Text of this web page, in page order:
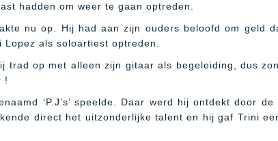
hadden om weer te gaan optreden.
nu op. Hij had aan zijn ouders beloofd om geld
als soloartiest optreden.
trad op met alleen zijn gitaar als begeleiding, dus
!
‘P.J’s’ speelde. Daar werd hij ontdekt door
direct het uitzonderlijke talent en hij gaf Trini